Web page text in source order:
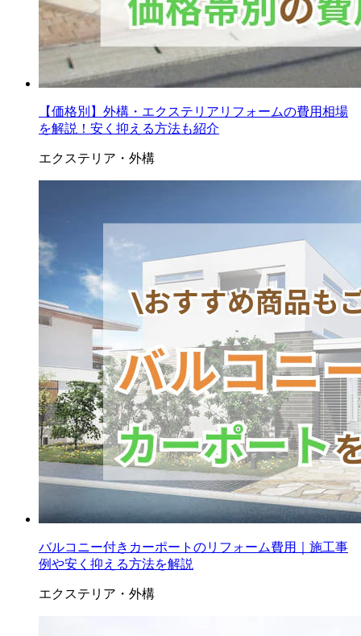
【価格別】外構・エクステリアリフォームの費用相場
を解説！安く抑える方法も紹介
エクステリア・外構
バルコニー付きカーポートのリフォーム費用｜施工事
例や安く抑える方法を解説
エクステリア・外構